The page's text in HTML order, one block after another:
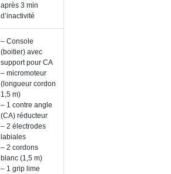
après 3 min
d’inactivité
– Console
(boitier) avec
support pour CA
– micromoteur
(longueur cordon
1,5 m)
– 1 contre angle
(CA) réducteur
– 2 électrodes
labiales
– 2 cordons
blanc (1,5 m)
– 1 grip lime